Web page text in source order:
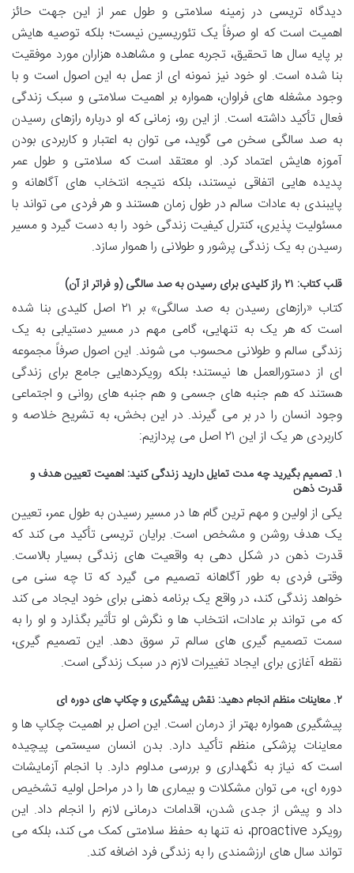
دیدگاه تریسی در زمینه سلامتی و طول عمر از این جهت حائز
اهمیت است که او صرفاً یک تئوریسین نیست؛ بلکه توصیه هایش
بر پایه سال ها تحقیق، تجربه عملی و مشاهده هزاران مورد موفقیت
بنا شده است. او خود نیز نمونه ای از عمل به این اصول است و با
وجود مشغله های فراوان، همواره بر اهمیت سلامتی و سبک زندگی
فعال تأکید داشته است. از این رو، زمانی که او درباره رازهای رسیدن
به صد سالگی سخن می گوید، می توان به اعتبار و کاربردی بودن
آموزه هایش اعتماد کرد. او معتقد است که سلامتی و طول عمر
پدیده هایی اتفاقی نیستند، بلکه نتیجه انتخاب های آگاهانه و
پایبندی به عادات سالم در طول زمان هستند و هر فردی می تواند با
مسئولیت پذیری، کنترل کیفیت زندگی خود را به دست گیرد و مسیر
رسیدن به یک زندگی پرشور و طولانی را هموار سازد.
قلب کتاب: ۲۱ راز کلیدی برای رسیدن به صد سالگی (و فراتر از آن)
کتاب «رازهای رسیدن به صد سالگی» بر ۲۱ اصل کلیدی بنا شده
است که هر یک به تنهایی، گامی مهم در مسیر دستیابی به یک
زندگی سالم و طولانی محسوب می شوند. این اصول صرفاً مجموعه
ای از دستورالعمل ها نیستند؛ بلکه رویکردهایی جامع برای زندگی
هستند که هم جنبه های جسمی و هم جنبه های روانی و اجتماعی
وجود انسان را در بر می گیرند. در این بخش، به تشریح خلاصه و
کاربردی هر یک از این ۲۱ اصل می پردازیم:
۱. تصمیم بگیرید چه مدت تمایل دارید زندگی کنید: اهمیت تعیین هدف و
قدرت ذهن
یکی از اولین و مهم ترین گام ها در مسیر رسیدن به طول عمر، تعیین
یک هدف روشن و مشخص است. برایان تریسی تأکید می کند که
قدرت ذهن در شکل دهی به واقعیت های زندگی بسیار بالاست.
وقتی فردی به طور آگاهانه تصمیم می گیرد که تا چه سنی می
خواهد زندگی کند، در واقع یک برنامه ذهنی برای خود ایجاد می کند
که می تواند بر عادات، انتخاب ها و نگرش او تأثیر بگذارد و او را به
سمت تصمیم گیری های سالم تر سوق دهد. این تصمیم گیری،
نقطه آغازی برای ایجاد تغییرات لازم در سبک زندگی است.
۲. معاینات منظم انجام دهید: نقش پیشگیری و چکاپ های دوره ای
پیشگیری همواره بهتر از درمان است. این اصل بر اهمیت چکاپ ها و
معاینات پزشکی منظم تأکید دارد. بدن انسان سیستمی پیچیده
است که نیاز به نگهداری و بررسی مداوم دارد. با انجام آزمایشات
دوره ای، می توان مشکلات و بیماری ها را در مراحل اولیه تشخیص
داد و پیش از جدی شدن، اقدامات درمانی لازم را انجام داد. این
رویکرد proactive، نه تنها به حفظ سلامتی کمک می کند، بلکه می
تواند سال های ارزشمندی را به زندگی فرد اضافه کند.